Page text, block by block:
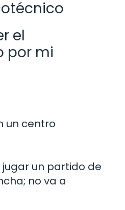
el
por mi
un centro
un partido de
no va a